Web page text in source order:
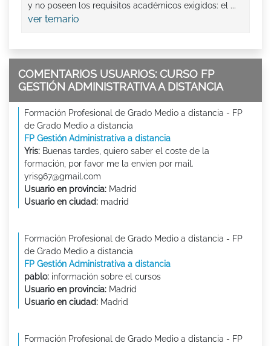
y no poseen los requisitos académicos exigidos: el ...
ver temario
COMENTARIOS USUARIOS: CURSO FP
GESTIÓN ADMINISTRATIVA A DISTANCIA
Formación Profesional de Grado Medio a distancia - FP
de Grado Medio a distancia
FP Gestión Administrativa a distancia
Yris: Buenas tardes, quiero saber el coste de la
formación, por favor me la envien por mail.
yris967@gmail.com
Usuario en provincia: Madrid
Usuario en ciudad: madrid
Formación Profesional de Grado Medio a distancia - FP
de Grado Medio a distancia
FP Gestión Administrativa a distancia
pablo: información sobre el cursos
Usuario en provincia: Madrid
Usuario en ciudad: Madrid
Formación Profesional de Grado Medio a distancia - FP